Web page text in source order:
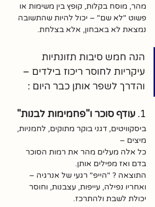
מהר, מוסח בקלות, קופץ בין משימות או
פשוט "לא שם" – יכול להיות שהתשובה
נמצאת לא באבחון, אלא בצלחת.
הנה חמש סיבות תזונתיות
עיקריות לחוסר ריכוז בילדים –
והדרך לשפר אותן כבר היום :
1. עודף סוכר ו"פחמימות לבנות"
ביסקוויטים, דגני בוקר מתוקים, לחמניות,
מיצים –
כל אלה מעלים מהר את רמות הסוכר
בדם ואז מפילים אותן.
התוצאה ? "הייפ" רגעי של אנרגיה –
ואחריו נפילה, עייפות, עצבנות, וחוסר
יכולת לשבת ולהתרכז.